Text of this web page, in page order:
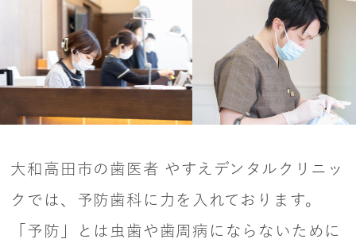
大和高田市の歯医者 やすえデンタルクリニッ
クでは、予防歯科に力を入れております。
「予防」とは虫歯や歯周病にならないために